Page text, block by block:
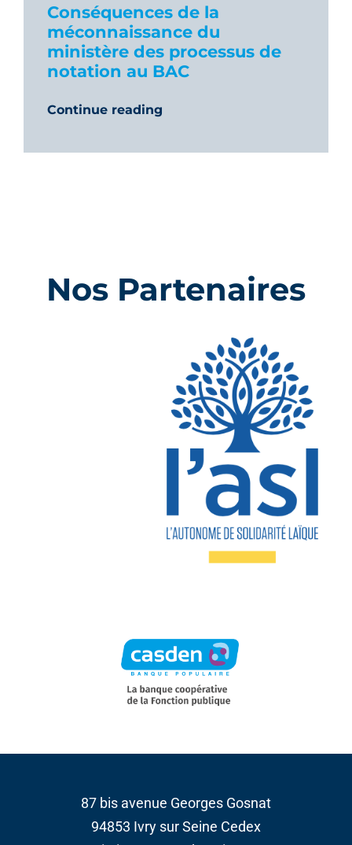
Conséquences de la
méconnaissance du
ministère des processus de
notation au BAC
Continue reading
Nos Partenaires
87 bis avenue Georges Gosnat
94853 Ivry sur Seine Cedex